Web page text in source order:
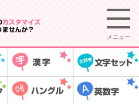
メニュー